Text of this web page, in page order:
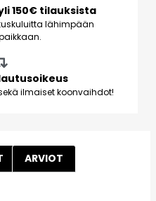
150€ tilauksista
lähimpään
ilmaiset koonvaihdot!
ARVIOT